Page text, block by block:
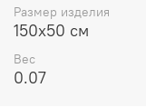
Размер изделия
150x50 см
Вес
0.07